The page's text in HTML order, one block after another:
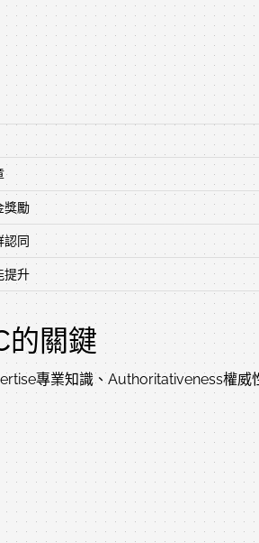
獎勵
認同
提升
的關鍵
專業知識、Authoritativeness權威